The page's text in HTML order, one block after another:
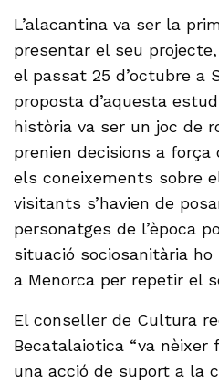
L’alacantina va ser la
presentar el seu projecte,
el passat 25 d’octubre a
proposta d’aquesta
història va ser un joc de
prenien decisions a força
els coneixements sobre
visitants s’havien de
personatges de l’època
situació sociosanitària
a Menorca per repetir el
El conseller de Cultura
Becatalaiotica “va nèixer
una acció de suport a la